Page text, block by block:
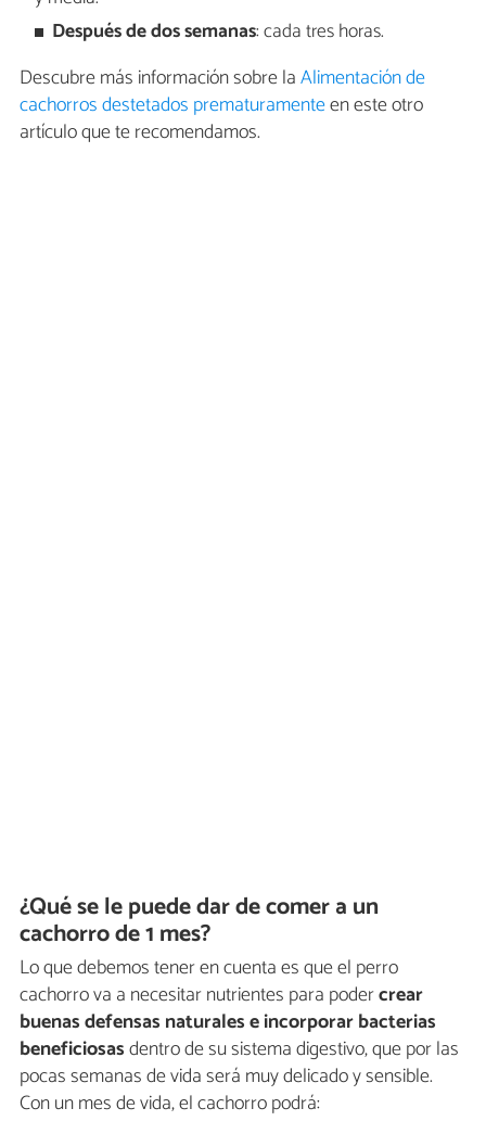
Después de dos semanas: cada tres horas.
Descubre más información sobre laAlimentación de
cachorros destetados prematuramenteen este otro
artículo que te recomendamos.
¿Qué se le puede dar de comer a un
cachorro de 1 mes?
Lo que debemos tener en cuenta es que el perro
cachorro va a necesitar nutrientes para podercrear
buenas defensas naturales e incorporar bacterias
beneficiosasdentro de su sistema digestivo, que por las
pocas semanas de vida será muy delicado y sensible.
Con un mes de vida, el cachorro podrá: